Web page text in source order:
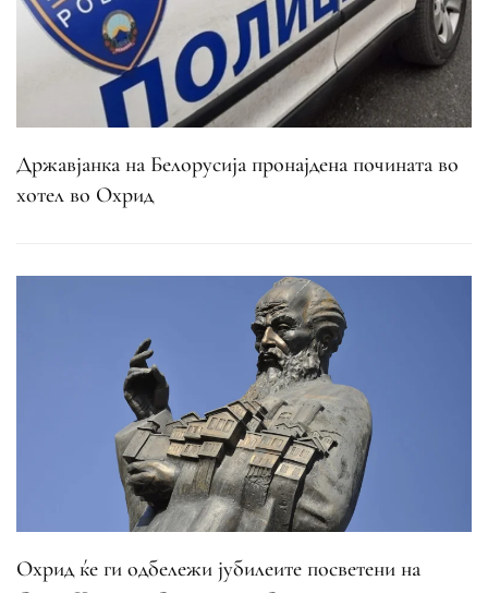
Државјанка на Белорусија пронајдена почината во
хотел во Охрид
Охрид ќе ги одбележи јубилеите посветени на